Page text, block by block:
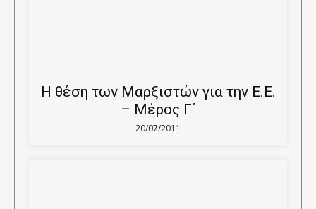
Η θέση των Μαρξιστών για την Ε.Ε.
– Μέρος Γ΄
20/07/2011